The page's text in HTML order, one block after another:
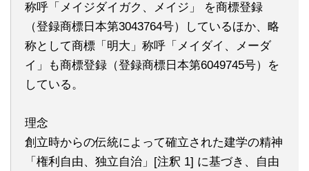
称呼「メイジダイガク、メイジ」 を商標登録
（登録商標日本第3043764号）しているほか、略
称として商標「明大」称呼「メイダイ、メーダ
イ」も商標登録（登録商標日本第6049745号）を
している。
理念
創立時からの伝統によって確立された建学の精神
「権利自由、独立自治」[注釈 1] に基づき、自由